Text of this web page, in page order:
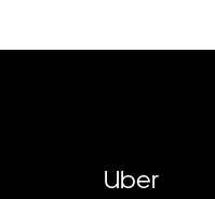
Uber